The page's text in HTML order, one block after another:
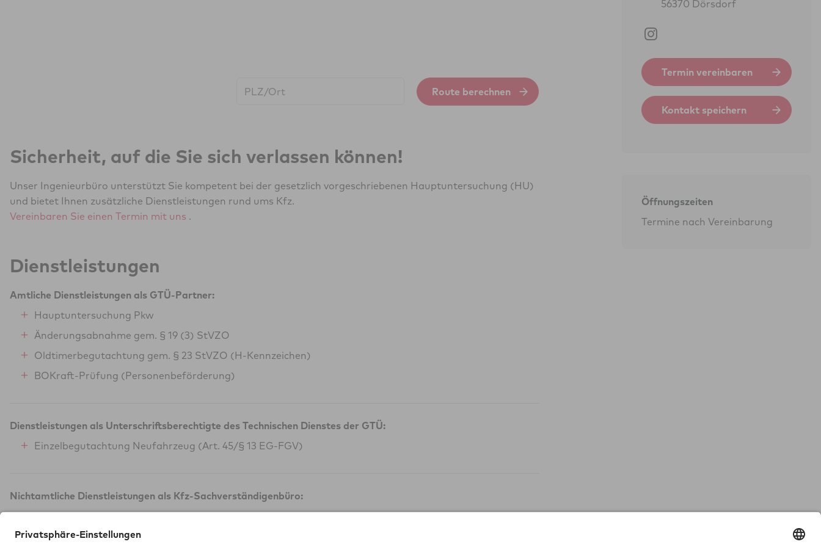
Route berechnen
Sicherheit, auf die Sie sich verlassen können!
Unser Ingenieurbüro unterstützt Sie kompetent bei der gesetzlich vorgeschriebenen Hauptuntersuchung (HU)
und bietet Ihnen zusätzliche Dienstleistungen rund ums Kfz.
Vereinbaren Sie einen Termin mit uns .
Dienstleistungen
Amtliche Dienstleistungen als GTÜ-Partner:
Hauptuntersuchung Pkw
Änderungsabnahme gem. § 19 (3) StVZO
Oldtimerbegutachtung gem. § 23 StVZO (H-Kennzeichen)
BOKraft-Prüfung (Personenbeförderung)
Dienstleistungen als Unterschriftsberechtigte des Technischen Dienstes der GTÜ:
Einzelbegutachtung Neufahrzeug (Art. 45/§ 13 EG-FGV)
Nichtamtliche Dienstleistungen als Kfz-Sachverständigenbüro:
Flüssiggasanlagen in Fahrzeugen (Campinggas)
56370 Dörsdorf
Termin vereinbaren
Kontakt speichern
Öffnungszeiten
Termine nach Vereinbarung